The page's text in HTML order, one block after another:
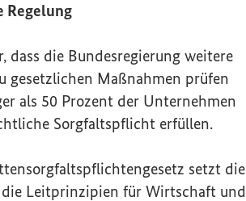
Regelung
dass die Bundesregierung weitere
gesetzlichen Maßnahmen prüfen
als 50 Prozent der Unternehmen
Sorgfaltspflicht erfüllen.
setzt die
Leitprinzipien für Wirtschaft und